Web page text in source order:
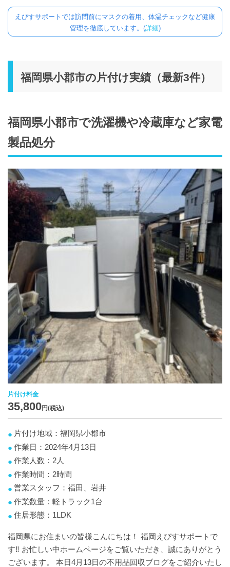
えびすサポートでは訪問前にマスクの着用、体温チェックなど健康
管理を徹底しています。(詳細)
福岡県小郡市の片付け実績（最新3件）
福岡県小郡市で洗濯機や冷蔵庫など家電
製品処分
片付け料金
35,800円(税込)
片付け地域：福岡県小郡市
作業日：2024年4月13日
作業人数：2人
作業時間：2時間
営業スタッフ：福田、岩井
作業数量：軽トラック1台
住居形態：1LDK
福岡県にお住まいの皆様こんにちは！ 福岡えびすサポートで
す‼️ お忙しい中ホームページをご覧いただき、誠にありがとう
ございます。 本日4月13日の不用品回収ブログをご紹介いたし